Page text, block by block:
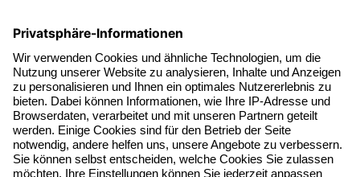
Über unser Angebot
Planungssicherheit
Freie Seminarplätze
Qualitätsstandards
Planung und Locations